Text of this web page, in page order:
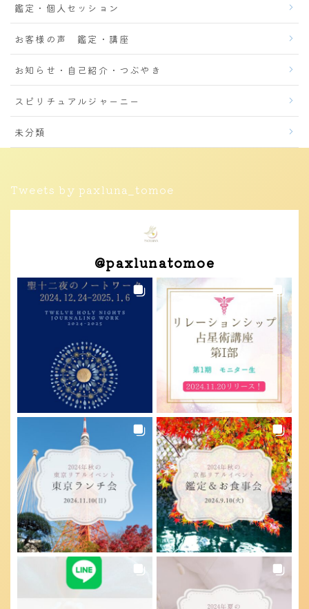
鑑定・個人セッション
お客様の声 鑑定・講座
お知らせ・自己紹介・つぶやき
スピリチュアルジャーニー
未分類
Tweets by paxluna_tomoe
@paxlunatomoe